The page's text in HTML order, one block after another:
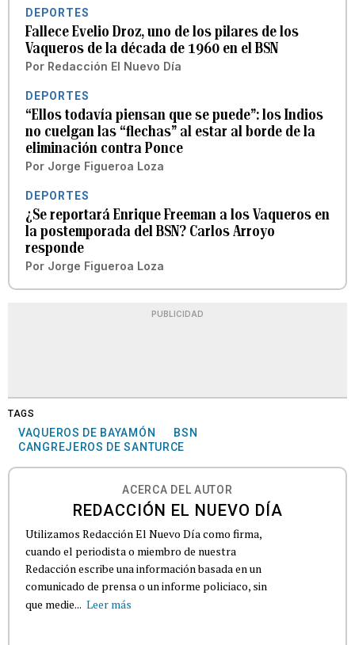
DEPORTES
Fallece Evelio Droz, uno de los pilares de los
Vaqueros de la década de 1960 en el BSN
Por Redacción El Nuevo Día
DEPORTES
“Ellos todavía piensan que se puede”: los Indios
no cuelgan las “flechas” al estar al borde de la
eliminación contra Ponce
Por Jorge Figueroa Loza
DEPORTES
¿Se reportará Enrique Freeman a los Vaqueros en
la postemporada del BSN? Carlos Arroyo
responde
Por Jorge Figueroa Loza
PUBLICIDAD
TAGS
VAQUEROS DE BAYAMÓN
BSN
CANGREJEROS DE SANTURCE
ACERCA DEL AUTOR
REDACCIÓN EL NUEVO DÍA
Utilizamos Redacción El Nuevo Día como firma,
cuando el periodista o miembro de nuestra
Redacción escribe una información basada en un
comunicado de prensa o un informe policiaco, sin
que medie... Leer más